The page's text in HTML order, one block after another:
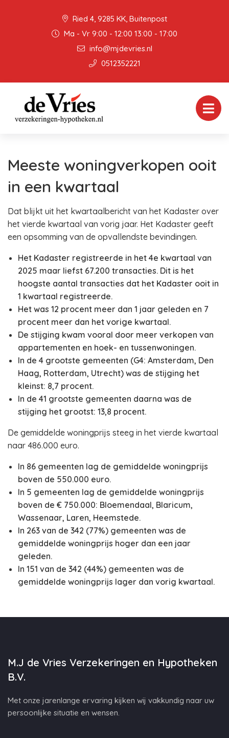
Ried 4, 9285 KK, Buitenpost
Ma - Vr 9:00 - 12:00 13:00 - 17:00
info@mjdevries.nl
0512352221
Meeste woningverkopen ooit
in een kwartaal
Dat blijkt uit het kwartaalbericht van het Kadaster over
het vierde kwartaal van vorig jaar. Het Kadaster geeft
een opsomming van de opvallendste bevindingen.
Het Kadaster registreerde in het 4e kwartaal van
2025 maar liefst 67.200 transacties. Dit is het
hoogste aantal transacties dat het Kadaster ooit in
1 kwartaal registreerde.
Het was 12 procent meer dan 1 jaar geleden en 7
procent meer dan het vorige kwartaal.
De stijging kwam vooral door meer verkopen van
appartementen en hoek- en tussenwoningen.
In de 4 grootste gemeenten (G4: Amsterdam, Den
Haag, Rotterdam, Utrecht) was de stijging het
kleinst: 8,7 procent.
In de 41 grootste gemeenten daarna was de
stijging het grootst: 13,8 procent.
De gemiddelde woningprijs steeg in het vierde kwartaal
naar 486.000 euro.
In 86 gemeenten lag de gemiddelde woningprijs
boven de 550.000 euro.
In 5 gemeenten lag de gemiddelde woningprijs
boven de € 750.000: Bloemendaal, Blaricum,
Wassenaar, Laren, Heemstede.
In 263 van de 342 (77%) gemeenten was de
gemiddelde woningprijs hoger dan een jaar
geleden.
In 151 van de 342 (44%) gemeenten was de
gemiddelde woningprijs lager dan vorig kwartaal.
M.J de Vries Verzekeringen en Hypotheken
B.V.
Met onze jarenlange ervaring kijken wij vakkundig naar uw
persoonlijke situatie en wensen.